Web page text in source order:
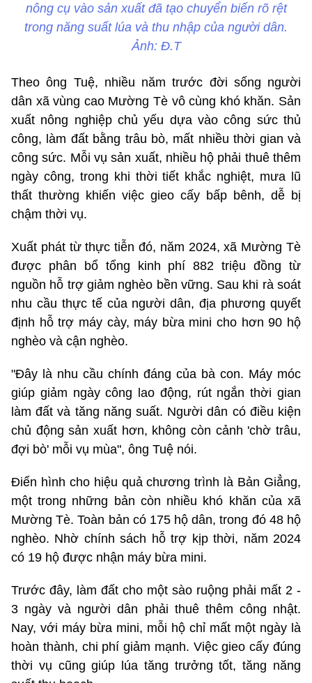
nông cụ vào sản xuất đã tạo chuyển biến rõ rệt
trong năng suất lúa và thu nhập của người dân.
Ảnh: Đ.T
Theo ông Tuệ, nhiều năm trước đời sống người
dân xã vùng cao Mường Tè vô cùng khó khăn. Sản
xuất nông nghiệp chủ yếu dựa vào công sức thủ
công, làm đất bằng trâu bò, mất nhiều thời gian và
công sức. Mỗi vụ sản xuất, nhiều hộ phải thuê thêm
ngày công, trong khi thời tiết khắc nghiệt, mưa lũ
thất thường khiến việc gieo cấy bấp bênh, dễ bị
chậm thời vụ.
Xuất phát từ thực tiễn đó, năm 2024, xã Mường Tè
được phân bổ tổng kinh phí 882 triệu đồng từ
nguồn hỗ trợ giảm nghèo bền vững. Sau khi rà soát
nhu cầu thực tế của người dân, địa phương quyết
định hỗ trợ máy cày, máy bừa mini cho hơn 90 hộ
nghèo và cận nghèo.
"Đây là nhu cầu chính đáng của bà con. Máy móc
giúp giảm ngày công lao động, rút ngắn thời gian
làm đất và tăng năng suất. Người dân có điều kiện
chủ động sản xuất hơn, không còn cảnh 'chờ trâu,
đợi bò' mỗi vụ mùa", ông Tuệ nói.
Điển hình cho hiệu quả chương trình là Bản Giẳng,
một trong những bản còn nhiều khó khăn của xã
Mường Tè. Toàn bản có 175 hộ dân, trong đó 48 hộ
nghèo. Nhờ chính sách hỗ trợ kịp thời, năm 2024
có 19 hộ được nhận máy bừa mini.
Trước đây, làm đất cho một sào ruộng phải mất 2 -
3 ngày và người dân phải thuê thêm công nhật.
Nay, với máy bừa mini, mỗi hộ chỉ mất một ngày là
hoàn thành, chi phí giảm mạnh. Việc gieo cấy đúng
thời vụ cũng giúp lúa tăng trưởng tốt, tăng năng